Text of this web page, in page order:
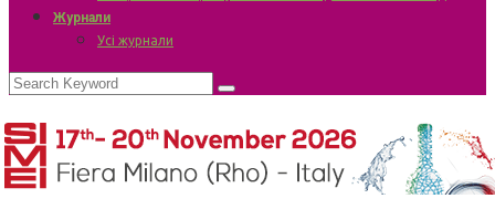
Журнали
Усі журнали